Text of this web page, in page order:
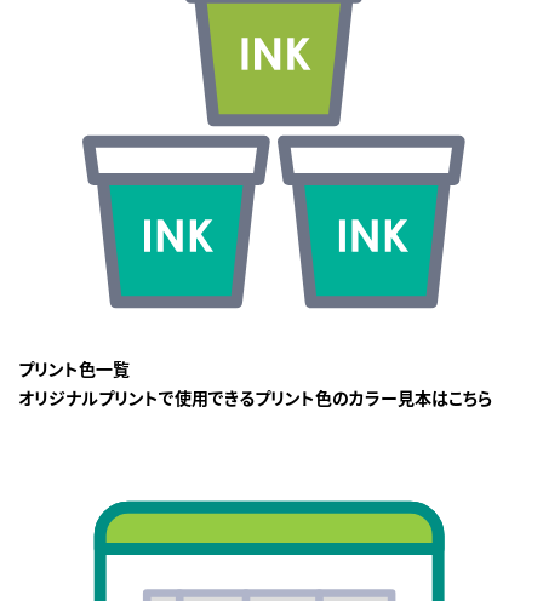
プリント色一覧
オリジナルプリントで使用できるプリント色のカラー見本はこちら